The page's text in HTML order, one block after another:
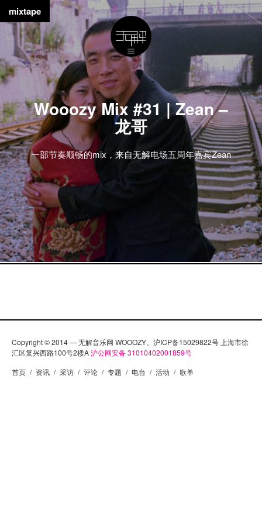
Wooozy Mix #31 | Zean –
龙哥
一部节奏顺畅的mix，来自无解电场五周年嘉宾Zean
mixtape
Copyright © 2014 — 无解音乐网 WOOOZY。沪ICP备15029822号 上海市徐
汇区复兴西路100号2楼A沪公网安备 31010402001859号
首页 / 资讯 / 采访 / 评论 / 专题 / 电台 / 活动 / 歌单